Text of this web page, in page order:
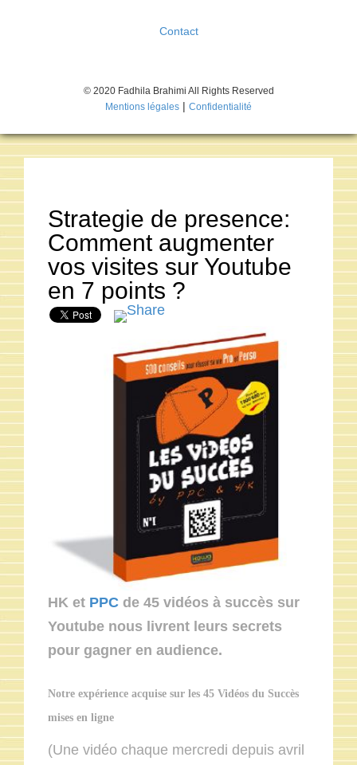
Contact
© 2020 Fadhila Brahimi All Rights Reserved
Mentions légales | Confidentialité
Strategie de presence:
Comment augmenter
vos visites sur Youtube
en 7 points ?
HK et PPC de 45 vidéos à succès sur
Youtube nous livrent leurs secrets
pour gagner en audience.
Notre expérience acquise sur les 45 Vidéos du Succès
mises en ligne
(Une vidéo chaque mercredi depuis avril